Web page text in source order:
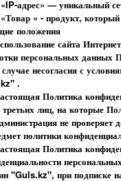
адрес» — уникальный
» - продукт, который
положения
сайта
персональных данных
несогласия с
.
Политика
лиц, на которые
не проверяет
политики
Политика
"Guls.kz", при подписке